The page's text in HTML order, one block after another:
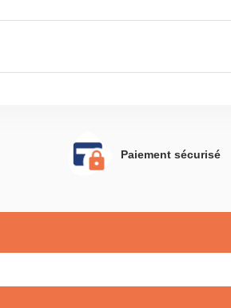
Paiement sécurisé